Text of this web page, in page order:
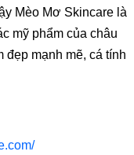
Mèo Mơ Skincare là
mỹ phẩm của châu
đẹp mạnh mẽ, cá tính